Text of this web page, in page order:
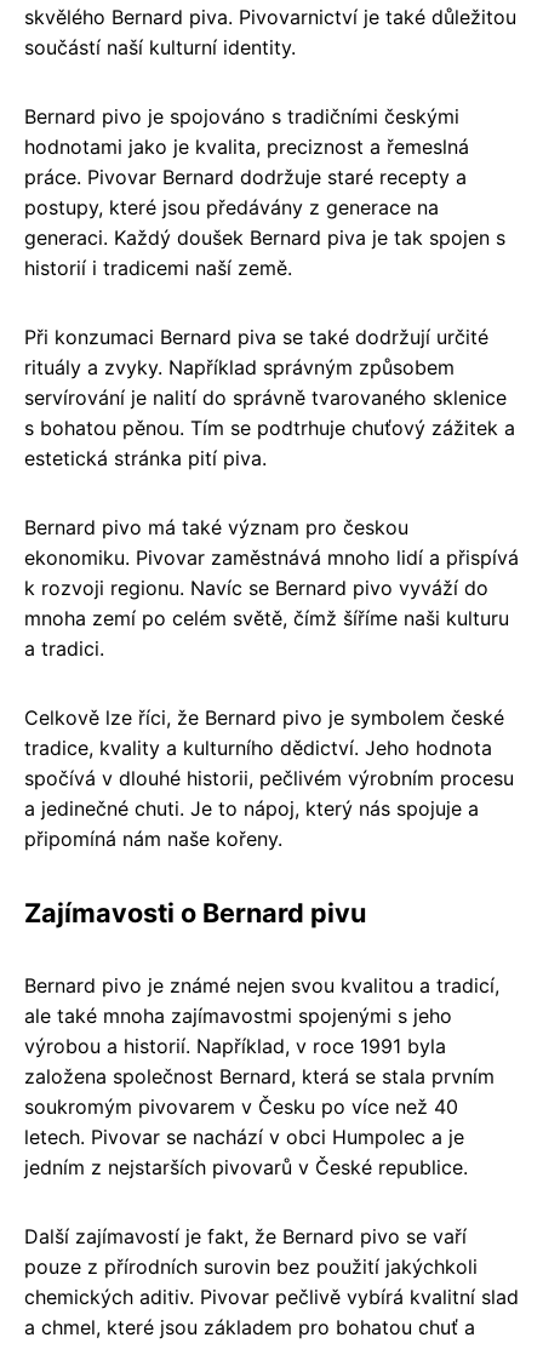
skvělého Bernard piva. Pivovarnictví je také důležitou
součástí naší kulturní identity.
Bernard pivo je spojováno s tradičními českými
hodnotami jako je kvalita, preciznost a řemeslná
práce. Pivovar Bernard dodržuje staré recepty a
postupy, které jsou předávány z generace na
generaci. Každý doušek Bernard piva je tak spojen s
historií i tradicemi naší země.
Při konzumaci Bernard piva se také dodržují určité
rituály a zvyky. Například správným způsobem
servírování je nalití do správně tvarovaného sklenice
s bohatou pěnou. Tím se podtrhuje chuťový zážitek a
estetická stránka pití piva.
Bernard pivo má také význam pro českou
ekonomiku. Pivovar zaměstnává mnoho lidí a přispívá
k rozvoji regionu. Navíc se Bernard pivo vyváží do
mnoha zemí po celém světě, čímž šíříme naši kulturu
a tradici.
Celkově lze říci, že Bernard pivo je symbolem české
tradice, kvality a kulturního dědictví. Jeho hodnota
spočívá v dlouhé historii, pečlivém výrobním procesu
a jedinečné chuti. Je to nápoj, který nás spojuje a
připomíná nám naše kořeny.
Zajímavosti o Bernard pivu
Bernard pivo je známé nejen svou kvalitou a tradicí,
ale také mnoha zajímavostmi spojenými s jeho
výrobou a historií. Například, v roce 1991 byla
založena společnost Bernard, která se stala prvním
soukromým pivovarem v Česku po více než 40
letech. Pivovar se nachází v obci Humpolec a je
jedním z nejstarších pivovarů v České republice.
Další zajímavostí je fakt, že Bernard pivo se vaří
pouze z přírodních surovin bez použití jakýchkoli
chemických aditiv. Pivovar pečlivě vybírá kvalitní slad
a chmel, které jsou základem pro bohatou chuť a